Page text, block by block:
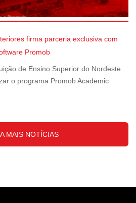
firma parceria exclusiva com
Promob
de Ensino Superior do Nordeste
o programa Promob Academic
MAIS NOTÍCIAS